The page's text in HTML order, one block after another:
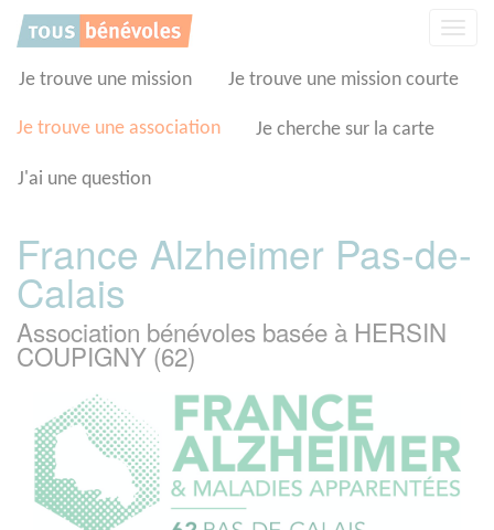
Je trouve une mission Je trouve une mission courte
Je trouve une association Je cherche sur la carte
J'ai une question
France Alzheimer Pas-de-
Calais
Association bénévoles basée à HERSIN
COUPIGNY (62)
Panneau de gestion des cookies